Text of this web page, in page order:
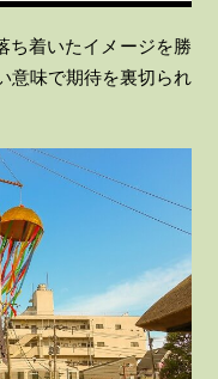
ち着いたイメージを勝
意味で期待を裏切られ